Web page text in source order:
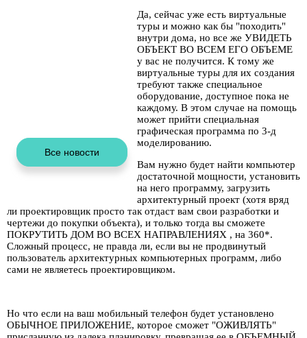
Да, сейчас уже есть виртуальные
туры и можно как бы "походить"
внутри дома, но все же УВИДЕТЬ
ОБЪЕКТ ВО ВСЕМ ЕГО ОБЪЕМЕ
у вас не получится. К тому же
виртуальные туры для их создания
требуют также специальное
оборудование, доступное пока не
каждому. В этом случае на помощь
может прийти специальная
графическая программа по 3-д
моделированию.
Вам нужно будет найти компьютер
достаточной мощности, установить
на него программу, загрузить
архитектурный проект (хотя вряд
ли проектировщик просто так отдаст вам свои разработки и
чертежи до покупки объекта), и только тогда вы сможете
ПОКРУТИТЬ ДОМ ВО ВСЕХ НАПРАВЛЕНИЯХ , на 360*.
Сложный процесс, не правда ли, если вы не продвинутый
пользователь архитектурных компьютерных программ, либо
сами не являетесь проектировщиком.
Но что если на ваш мобильный телефон будет установлено
ОБЫЧНОЕ ПРИЛОЖЕНИЕ, которое сможет "ОЖИВЛЯТЬ"